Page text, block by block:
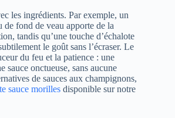
les ingrédients. Par exemple, un
fond de veau apporte de la
tandis qu’une touche d’échalote
le goût sans l’écraser. Le
du feu et la patience : une
sauce onctueuse, sans aucune
de sauces aux champignons,
sauce morilles disponible sur notre